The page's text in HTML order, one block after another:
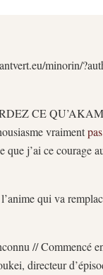
minorin/
CE
vraimentpas
que j’ai ce courage
qui va
// Commencé
directeur